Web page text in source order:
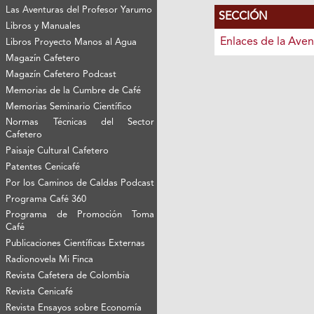
Las Aventuras del Profesor Yarumo
Libros y Manuales
Libros Proyecto Manos al Agua
Magazín Cafetero
Magazín Cafetero Podcast
Memorias de la Cumbre de Café
Memorias Seminario Científico
Normas Técnicas del Sector
Cafetero
Paisaje Cultural Cafetero
Patentes Cenicafé
Por los Caminos de Caldas Podcast
Programa Café 360
Programa de Promoción Toma
Café
Publicaciones Científicas Externas
Radionovela Mi Finca
Revista Cafetera de Colombia
Revista Cenicafé
Revista Ensayos sobre Economía
SECCIÓN
Enlaces de la